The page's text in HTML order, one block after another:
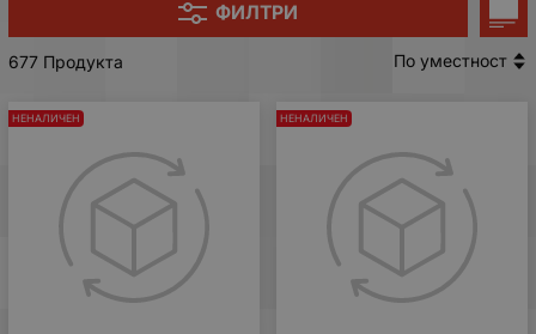
ФИЛТРИ
677 Продукта По уместност
НЕНАЛИЧЕН НЕНАЛИЧЕН